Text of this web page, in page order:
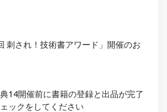
刺され！技術書アワード」開催のお
典14開催前に書籍の登録と出品が完了
ックをしてください